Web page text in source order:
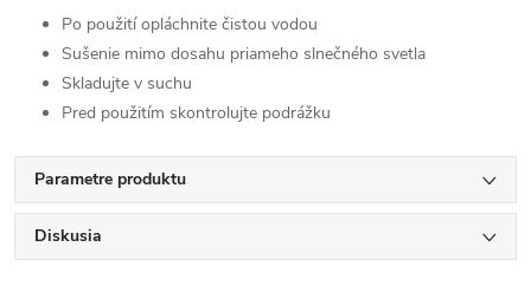
Po použití opláchnite čistou vodou
Sušenie mimo dosahu priameho slnečného svetla
Skladujte v suchu
Pred použitím skontrolujte podrážku
Parametre produktu
Diskusia